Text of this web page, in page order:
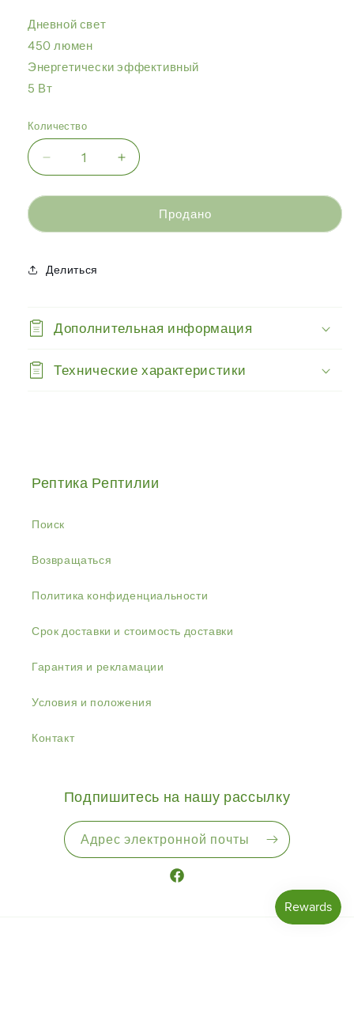
Дневной свет
450 люмен
Энергетически эффективный
5 Вт
Количество
Уменьшить
количество
Zoo
-
светильник
«Существа»
Увеличить
количество
Zoo
-
Продано
Делиться
Дополнительная информация
Технические характеристики
Рептика Рептилии
Поиск
Возвращаться
Политика конфиденциальности
Срок доставки и стоимость доставки
Гарантия и рекламации
Условия и положения
Контакт
Подпишитесь на нашу рассылку
Адрес электронной почты
Facebook